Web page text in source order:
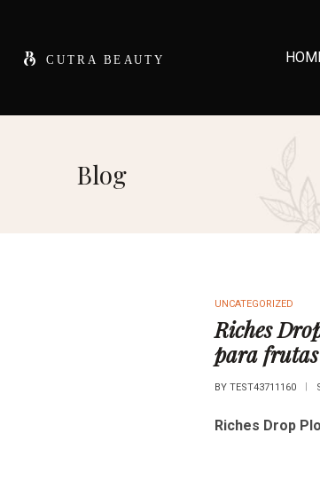
Blog
UNCATEGORIZED
Riches
para
BY TEST43711160
Riches Drop